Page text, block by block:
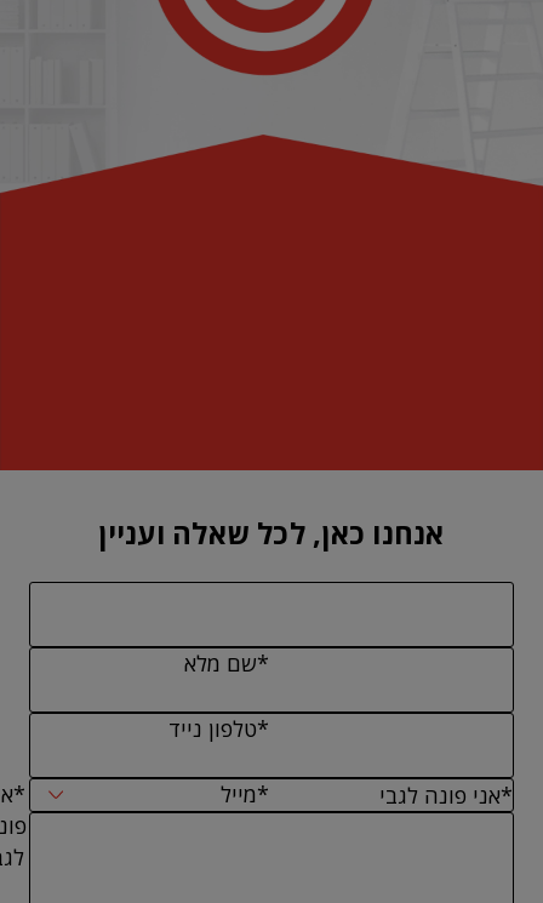
אנחנו כאן, לכל שאלה ועניין
*שם מלא
*טלפון נייד
*מייל